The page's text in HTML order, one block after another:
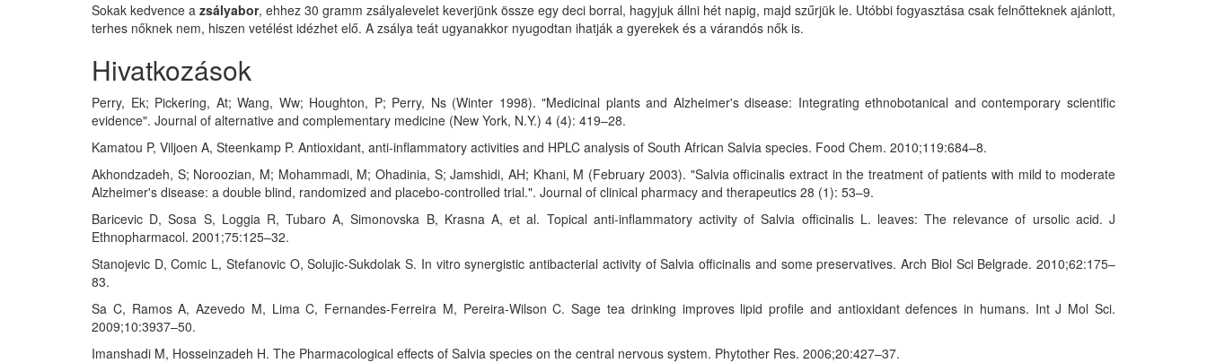
Sokak kedvence a zsályabor, ehhez 30 gramm zsályalevelet keverjünk össze egy deci borral, hagyjuk állni hét napig, majd szűrjük le. Utóbbi fogyasztása csak felnőtteknek ajánlott,
terhes nőknek nem, hiszen vetélést idézhet elő. A zsálya teát ugyanakkor nyugodtan ihatják a gyerekek és a várandós nők is.
Hivatkozások
Perry, Ek; Pickering, At; Wang, Ww; Houghton, P; Perry, Ns (Winter 1998). "Medicinal plants and Alzheimer's disease: Integrating ethnobotanical and contemporary scientific
evidence". Journal of alternative and complementary medicine (New York, N.Y.) 4 (4): 419–28.
Kamatou P, Viljoen A, Steenkamp P. Antioxidant, anti-inflammatory activities and HPLC analysis of South African Salvia species. Food Chem. 2010;119:684–8.
Akhondzadeh, S; Noroozian, M; Mohammadi, M; Ohadinia, S; Jamshidi, AH; Khani, M (February 2003). "Salvia officinalis extract in the treatment of patients with mild to moderate
Alzheimer's disease: a double blind, randomized and placebo-controlled trial.". Journal of clinical pharmacy and therapeutics 28 (1): 53–9.
Baricevic D, Sosa S, Loggia R, Tubaro A, Simonovska B, Krasna A, et al. Topical anti-inflammatory activity of Salvia officinalis L. leaves: The relevance of ursolic acid. J
Ethnopharmacol. 2001;75:125–32.
Stanojevic D, Comic L, Stefanovic O, Solujic-Sukdolak S. In vitro synergistic antibacterial activity of Salvia officinalis and some preservatives. Arch Biol Sci Belgrade. 2010;62:175–
83.
Sa C, Ramos A, Azevedo M, Lima C, Fernandes-Ferreira M, Pereira-Wilson C. Sage tea drinking improves lipid profile and antioxidant defences in humans. Int J Mol Sci.
2009;10:3937–50.
Imanshadi M, Hosseinzadeh H. The Pharmacological effects of Salvia species on the central nervous system. Phytother Res. 2006;20:427–37.